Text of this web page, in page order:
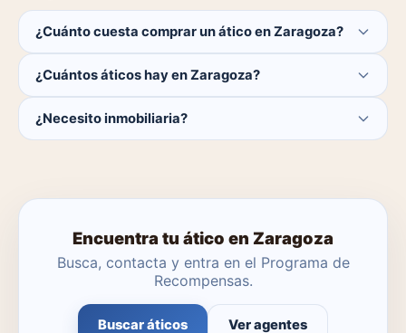
¿Cuánto cuesta comprar un ático en Zaragoza?
¿Cuántos áticos hay en Zaragoza?
catálogo se actualiza a diario.
¿Necesito inmobiliaria?
Encuentra tu ático en Zaragoza
Busca, contacta y entra en el Programa de
Recompensas.
Buscar áticos Ver agentes